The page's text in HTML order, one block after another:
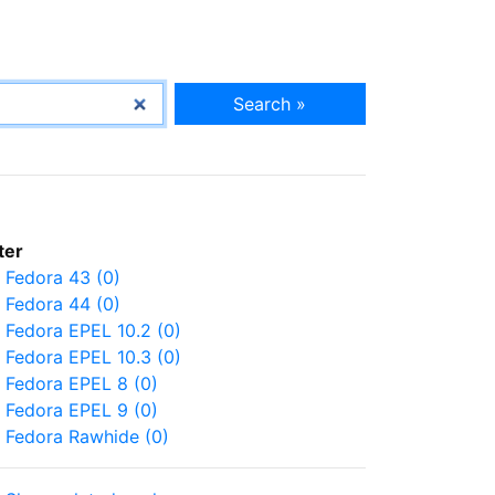
Search »
Fedora 43 (0)
Fedora 44 (0)
Fedora EPEL 10.2 (0)
Fedora EPEL 10.3 (0)
Fedora EPEL 8 (0)
Fedora EPEL 9 (0)
Fedora Rawhide (0)